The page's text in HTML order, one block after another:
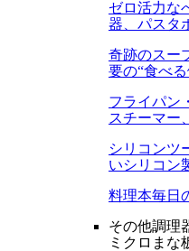
ゼロ活力な
器、パスタ
奇跡のスー
要の“食べ
フライパン
スチーマー
シリコンツ
いシリコン
料理本毎日
その他調理
ミクロまな